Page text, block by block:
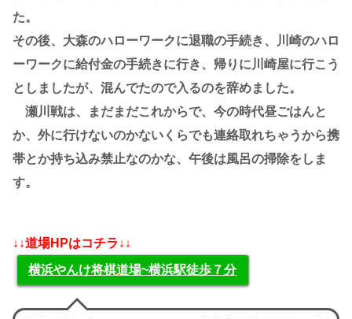
た。
その後、大森のハローワークに退職の手続き、川崎のハロ
ーワークに給付金の手続きに行き、帰りに川崎屋に行こう
としましたが、混んでたので入るのを辞めました。
瀬川戦は、まだまだこれからで、今の時代昼ごはんと
か、外に行けないのかないくらでも連絡取れちゃうから携
帯とか持ち込み禁止なのかな、午後は風呂の掃除をしま
す。
↓↓道場HPはコチラ↓↓
横浜やんけ将棋道場~横浜駅徒歩７分